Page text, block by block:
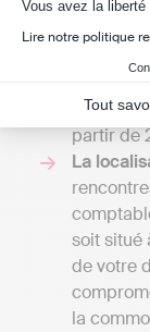
Vous avez la
Lire notre politique
Tout
Indy,
partir de
La
soit situé
de votre
la